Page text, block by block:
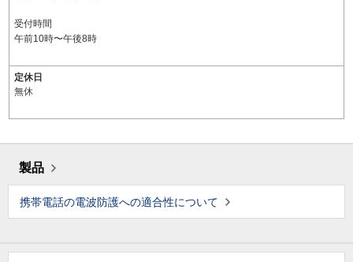
受付時間
午前10時〜午後8時
定休日
無休
製品
携帯電話の電波防護への適合性について